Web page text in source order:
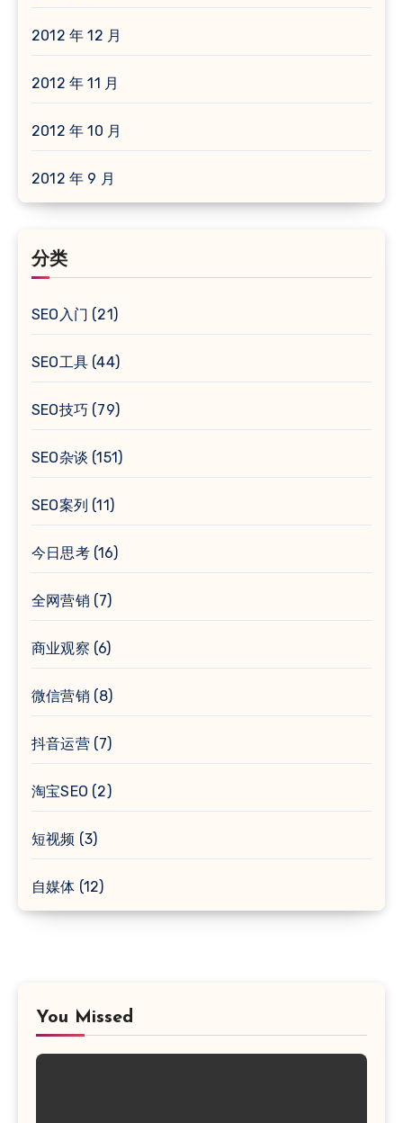
2012 年 12 月
2012 年 11 月
2012 年 10 月
2012 年 9 月
分类
SEO入门 (21)
SEO工具 (44)
SEO技巧 (79)
SEO杂谈 (151)
SEO案列 (11)
今日思考(16)
全网营销 (7)
商业观察 (6)
微信营销 (8)
抖音运营(7)
淘宝SEO (2)
短视频 (3)
自媒体 (12)
You Missed